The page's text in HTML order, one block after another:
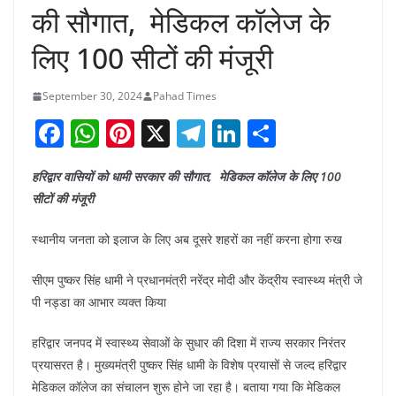
की सौगात, मेडिकल कॉलेज के
लिए 100 सीटों की मंजूरी
September 30, 2024 Pahad Times
F
a
c
b
o
o
k
W
h
at
A
p
p
Pi
er
st
X T
el
e
a
m
Li
k
dI
n
h
ar
हरिद्वार वासियों को धामी सरकार की सौगात, मेडिकल कॉलेज के लिए 100
सीटों की मंजूरी
स्थानीय जनता को इलाज के लिए अब दूसरे शहरों का नहीं करना होगा रुख
सीएम पुष्कर सिंह धामी ने प्रधानमंत्री नरेंद्र मोदी और केंद्रीय स्वास्थ्य मंत्री जे
पी नड्डा का आभार व्यक्त किया
हरिद्वार जनपद में स्वास्थ्य सेवाओं के सुधार की दिशा में राज्य सरकार निरंतर
प्रयासरत है। मुख्यमंत्री पुष्कर सिंह धामी के विशेष प्रयासों से जल्द हरिद्वार
मेडिकल कॉलेज का संचालन शुरू होने जा रहा है। बताया गया कि मेडिकल